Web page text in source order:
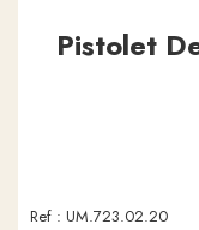
Pistolet
Ref : UM.723.02.20